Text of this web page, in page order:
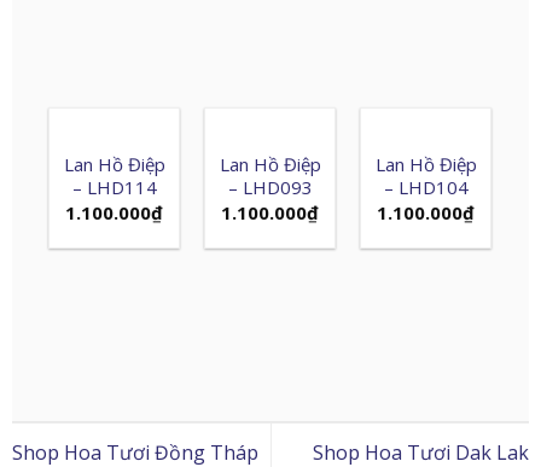
Lan Hồ Điệp
– LHD114
1.100.000₫
Lan Hồ Điệp
– LHD093
1.100.000₫
Lan Hồ Điệp
– LHD104
1.100.000₫
Shop Hoa Tươi Đồng Tháp Shop Hoa Tươi Dak Lak